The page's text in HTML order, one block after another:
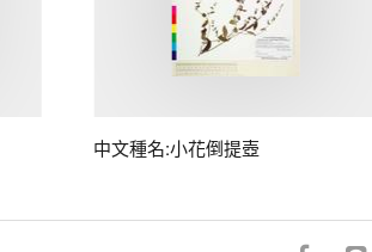
中文種名:小花倒提壺